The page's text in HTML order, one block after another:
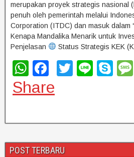
merupakan proyek strategis nasional
penuh oleh pemerintah melalui
Corporation (ITDC) dan masuk dalam
Kenapa Mandalika Menarik untuk
Penjelasan
Status Strategis KEK
W
h
at
p
a
c
o
T
Li
S
Share
POST TERBARU